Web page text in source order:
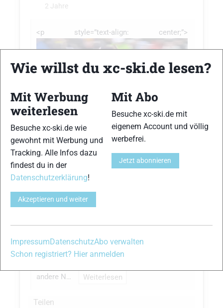
2 Jahre
<p style=”text-align: center;”>
</p>
Hallo zusammen,
hab seit letzter Woche bei den Weltcup
bewerben sowohl klassisch als auch in den
Skating Bewerben ein neuer Fischer Modell
Die Schuhe haben ein Eindeutiges BOA
System als ersichtliche Neuerung.
andere N…
Weiterlesen
Teilen
Wie willst du xc-ski.de lesen?
Mit Werbung
weiterlesen
Besuche xc-ski.de wie
gewohnt mit Werbung und
Tracking. Alle Infos dazu
findest du in der
Datenschutzerklärung!
Akzeptieren und weiter
Mit Abo
Besuche xc-ski.de mit
eigenem Account und völlig
werbefrei.
Jetzt abonnieren
ImpressumDatenschutzAbo verwalten
Schon registriert? Hier anmelden